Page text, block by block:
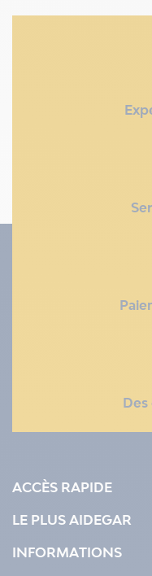
ACCÈS RAPIDE
LE PLUS AIDEGAR
INFORMATIONS